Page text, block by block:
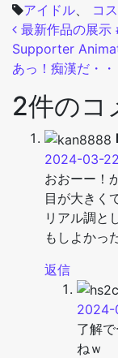
アイドル、 コ
投稿ナ
最新作品の展
Supporter
あっ！痴漢だ・・
2件のコ
2024-03-
おおーー！
目が大きく
リアル調と
もしよかっ
返信
2024-
了解
ねｗ